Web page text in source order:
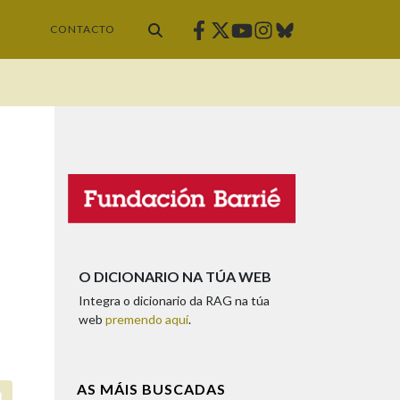
CONTACTO Facebook
Twitter
Youtube
Instagram
Bluesky
O DICIONARIO NA TÚA WEB
Integra o dicionario da RAG na túa
web premendo aquí.
AS MÁIS BUSCADAS